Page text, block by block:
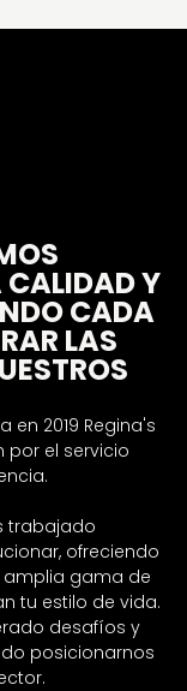
CALIDAD Y
CADA
LAS
2019 Regina's
por el servicio
trabajado
ofreciendo
amplia gama de
tu estilo de vida.
desafíos y
posicionarnos